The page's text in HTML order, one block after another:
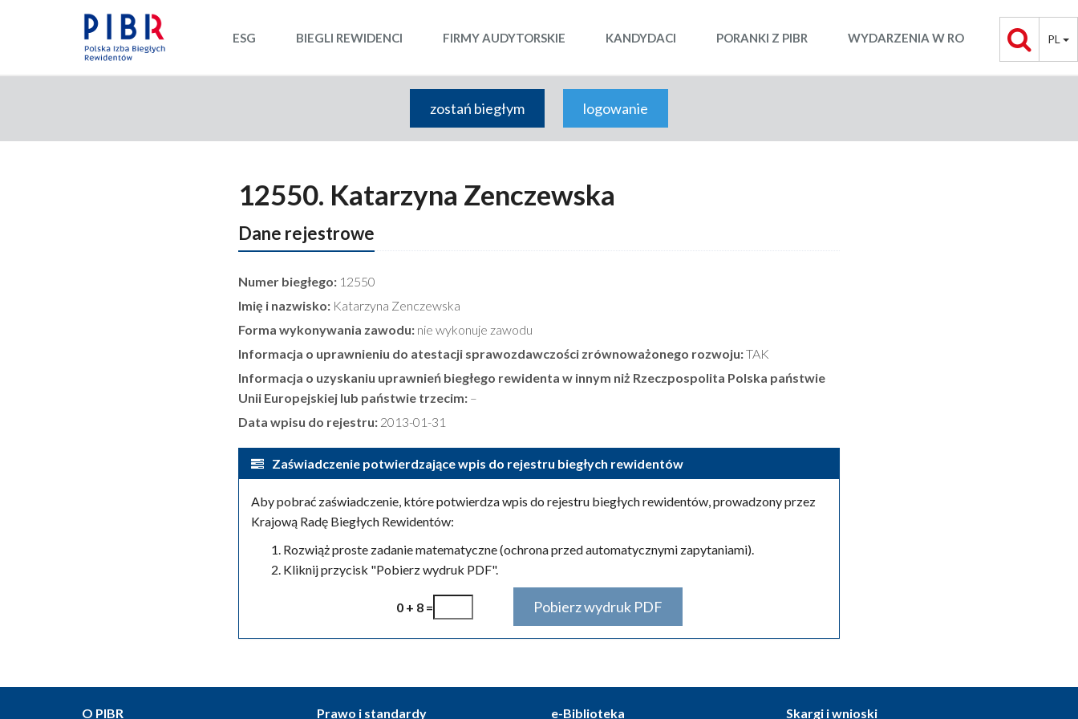
PL
ESG BIEGLI REWIDENCI FIRMY AUDYTORSKIE KANDYDACI PORANKI Z PIBR WYDARZENIA W RO
zostań biegłym logowanie
12550. Katarzyna Zenczewska
Dane rejestrowe
Numer biegłego: 12550
Imię i nazwisko: Katarzyna Zenczewska
Forma wykonywania zawodu: nie wykonuje zawodu
Informacja o uprawnieniu do atestacji sprawozdawczości zrównoważonego rozwoju:TAK
Informacja o uzyskaniu uprawnień biegłego rewidenta w innym niż Rzeczpospolita Polska państwie
Unii Europejskiej lub państwie trzecim: –
Data wpisu do rejestru: 2013-01-31
Zaświadczenie potwierdzające wpis do rejestru biegłych rewidentów
Aby pobrać zaświadczenie, które potwierdza wpis do rejestru biegłych rewidentów, prowadzony przez
Krajową Radę Biegłych Rewidentów:
Rozwiąż proste zadanie matematyczne (ochrona przed automatycznymi zapytaniami).
Kliknij przycisk "Pobierz wydruk PDF".
0 + 8 =
O PIBR Prawo i standardy e-Biblioteka Skargi i wnioski